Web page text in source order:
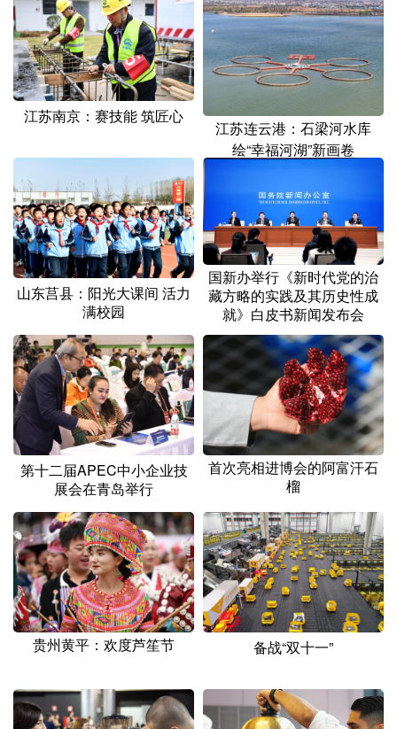
四川 贵州 云南 西藏
陕西 甘肃 青海 宁夏
新疆 内蒙古 黑龙江
多语种频道
English Español Français عربى
Русский язык 日本語 한국어
Deutsch Português
江苏南京：赛技能 筑匠心
江苏连云港：石梁河水库
绘“幸福河湖”新画卷
山东莒县：阳光大课间 活力
满校园
国新办举行《新时代党的治
藏方略的实践及其历史性成
就》白皮书新闻发布会
第十二届APEC中小企业技
展会在青岛举行
首次亮相进博会的阿富汗石
榴
贵州黄平：欢度芦笙节 备战“双十一”